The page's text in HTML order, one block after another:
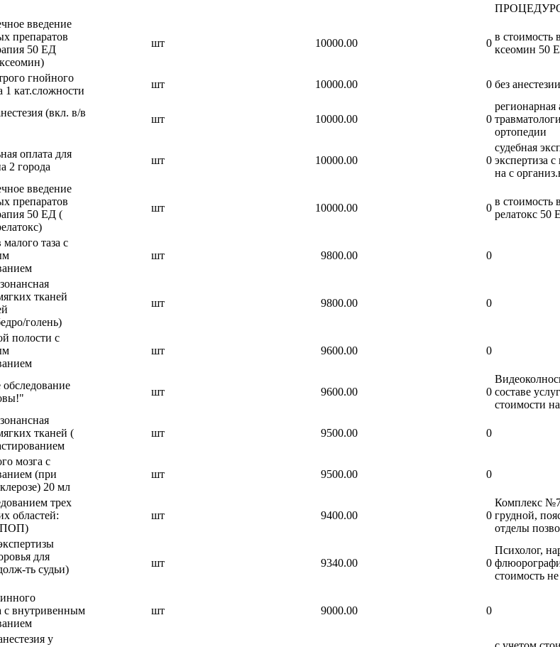
введение
препаратов
50 ЕД
шт 10000.00 0
в стоимость
ксеомин 50
гнойного
1 кат.сложности
шт 10000.00 0 без анестезии
(вкл. в/в
шт 10000.00 0
регионарная
ортопедии
оплата для
2 города
шт 10000.00 0
судебная
экспертиза
на с
введение
препаратов
50 ЕД (
шт 10000.00 0
в стоимость
релатокс 50
таза с
шт 9800.00 0
тканей
голень)
шт 9800.00 0
полости с
шт 9600.00 0
шт 9600.00 0 составе
стоимости
тканей (
шт 9500.00 0
мозга с
(при
20 мл
шт 9500.00 0
трех
областей:
шт 9400.00 0
Комплекс
грудной,
отделы
для
ть судьи)
шт 9340.00 0
Психолог,
стоимость
с внутривенным
шт 9000.00 0
у